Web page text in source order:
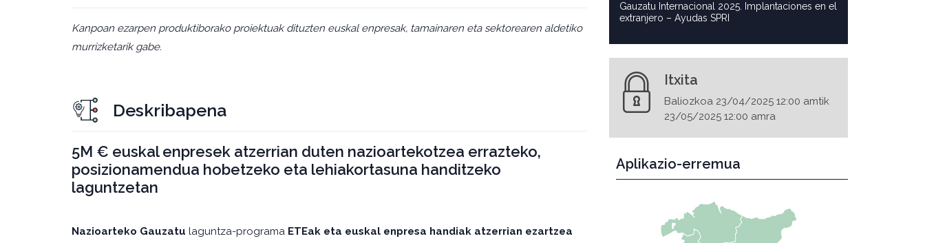
Kanpoan ezarpen produktiborako proiektuak dituzten euskal enpresak, tamainaren eta sektorearen aldetiko
murrizketarik gabe.
Deskribapena
5M € euskal enpresek atzerrian duten nazioartekotzea errazteko,
posizionamendua hobetzeko eta lehiakortasuna handitzeko
laguntzetan
Nazioarteko Gauzatu laguntza-programa ETEak eta euskal enpresa handiak atzerrian ezartzea
Gauzatu Internacional 2025. Implantaciones en el
extranjero – Ayudas SPRI
Itxita
Baliozkoa 23/04/2025 12:00 amtik
23/05/2025 12:00 amra
Aplikazio-erremua